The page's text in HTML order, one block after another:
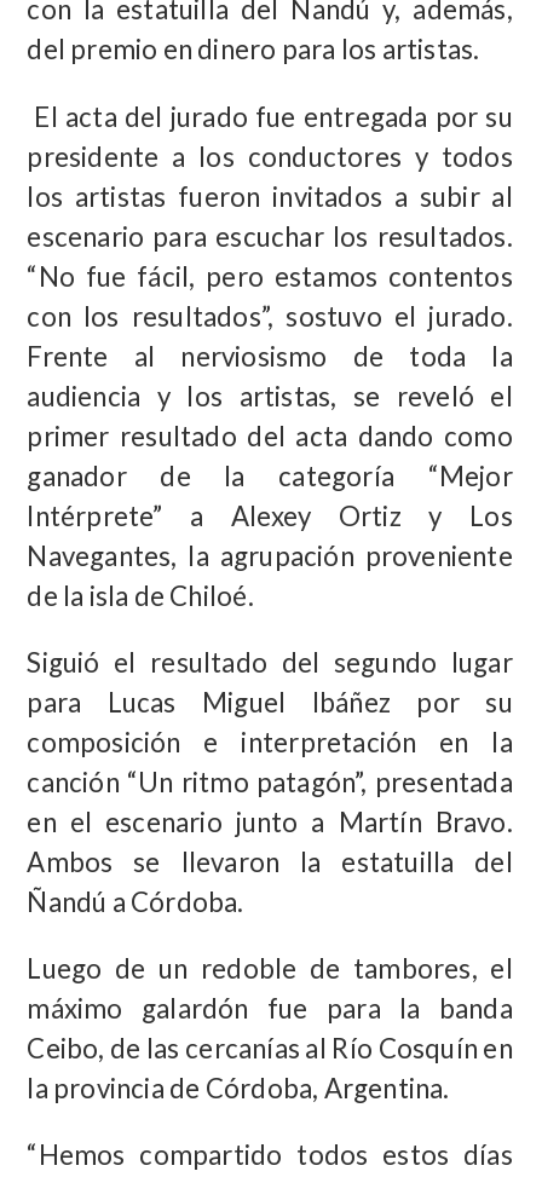
con la estatuilla del Ñandú y, además,
del premio en dinero para los artistas.
El acta del jurado fue entregada por su
presidente a los conductores y todos
los artistas fueron invitados a subir al
escenario para escuchar los resultados.
“No fue fácil, pero estamos contentos
con los resultados”, sostuvo el jurado.
Frente al nerviosismo de toda la
audiencia y los artistas, se reveló el
primer resultado del acta dando como
ganador de la categoría “Mejor
Intérprete” a Alexey Ortiz y Los
Navegantes, la agrupación proveniente
de la isla de Chiloé.
Siguió el resultado del segundo lugar
para Lucas Miguel Ibáñez por su
composición e interpretación en la
canción “Un ritmo patagón”, presentada
en el escenario junto a Martín Bravo.
Ambos se llevaron la estatuilla del
Ñandú a Córdoba.
Luego de un redoble de tambores, el
máximo galardón fue para la banda
Ceibo, de las cercanías al Río Cosquín en
la provincia de Córdoba, Argentina.
“Hemos compartido todos estos días